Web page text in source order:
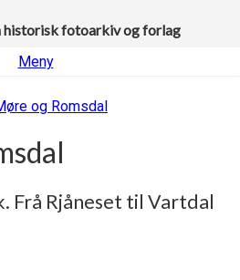
historisk fotoarkiv og forlag
Meny
og Romsdal
Frå Rjåneset til Vartdal